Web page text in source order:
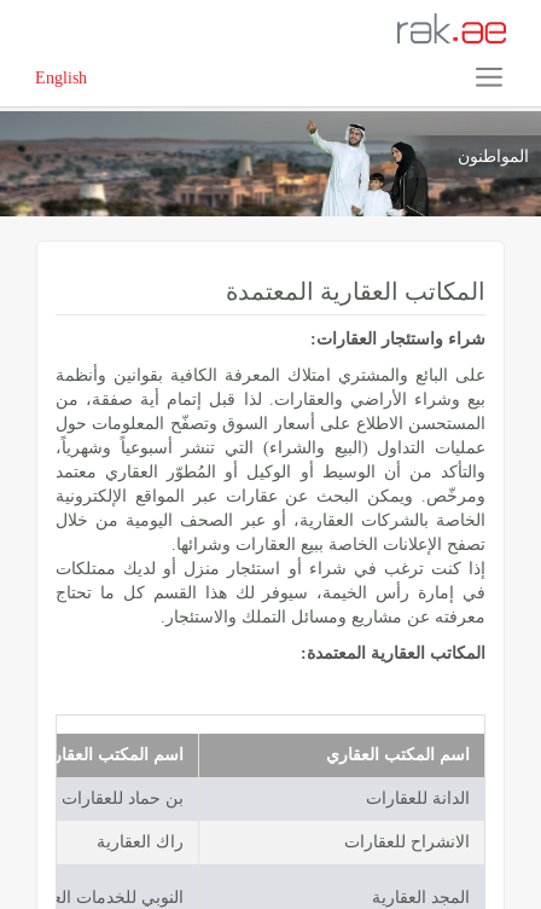
English
المواطنون
المكاتب العقارية المعتمدة
شراء واستئجار العقارات:
على البائع والمشتري امتلاك المعرفة الكافية بقوانين وأنظمة
بيع وشراء الأراضي والعقارات. لذا قبل إتمام أية صفقة، من
المستحسن الاطلاع على أسعار السوق وتصفّح المعلومات حول
عمليات التداول (البيع والشراء) التي تنشر أسبوعياً وشهرياً،
والتأكد من أن الوسيط أو الوكيل أو المُطوّر العقاري معتمد
ومرخّص. ويمكن البحث عن عقارات عبر المواقع الإلكترونية
الخاصة بالشركات العقارية، أو عبر الصحف اليومية من خلال
تصفح الإعلانات الخاصة ببيع العقارات وشرائها.
إذا كنت ترغب في شراء أو استئجار منزل أو لديك ممتلكات
في إمارة رأس الخيمة، سيوفر لك هذا القسم كل ما تحتاج
معرفته عن مشاريع ومسائل التملك والاستئجار.
المكاتب العقارية المعتمدة:
اسم المكتب العقاري اسم المكتب العقاري
بن حماد للعقارات الدانة للعقارات
راك العقارية الانشراح للعقارات
النوبي للخدمات العقارية المجد العقارية